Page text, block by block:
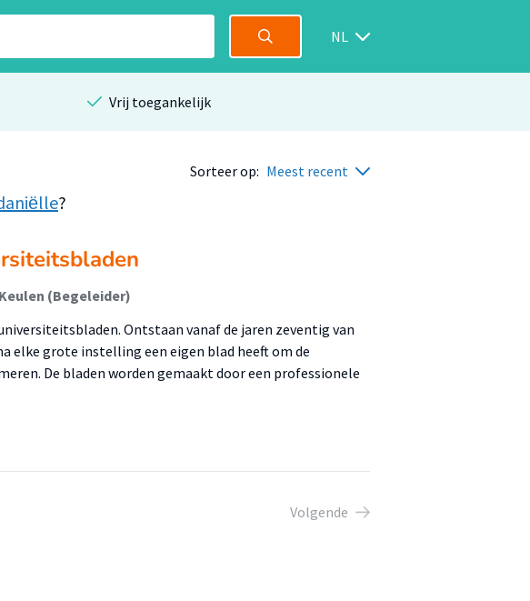
NL
Vrij toegankelijk
Sorteer op: Meest recent
?
(Begeleider)
Ontstaan vanaf de jaren zeventig van
elke grote instelling een eigen blad heeft om de
De bladen worden gemaakt door een professionele
Volgende